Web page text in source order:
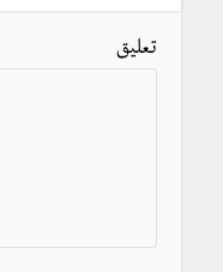
تعليق